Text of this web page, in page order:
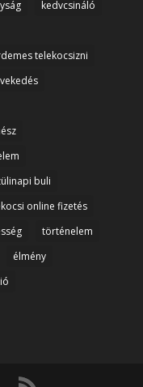
kedvcsináló
telekocsizni
buli
online fizetés
történelem
élmény